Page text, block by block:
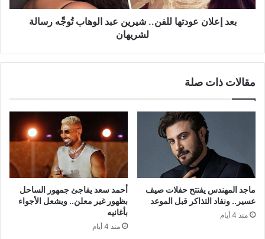
رسالة
لشريهانبعد إعلان عودتها للفن.. شيرين عبد الوهاب تُوجِّه رسالة
لشريهان
مقالات ذات صلة
ماجد المهندس يفتتح حفلات صيف
عسير.. ونفاد التذاكر قبل الموعد
منذ 4 أيام
أحمد سعد يفاجئ جمهور الساحل
بظهور غير معلن.. ويشعل الأجواء
بأغانيه
منذ 4 أيام